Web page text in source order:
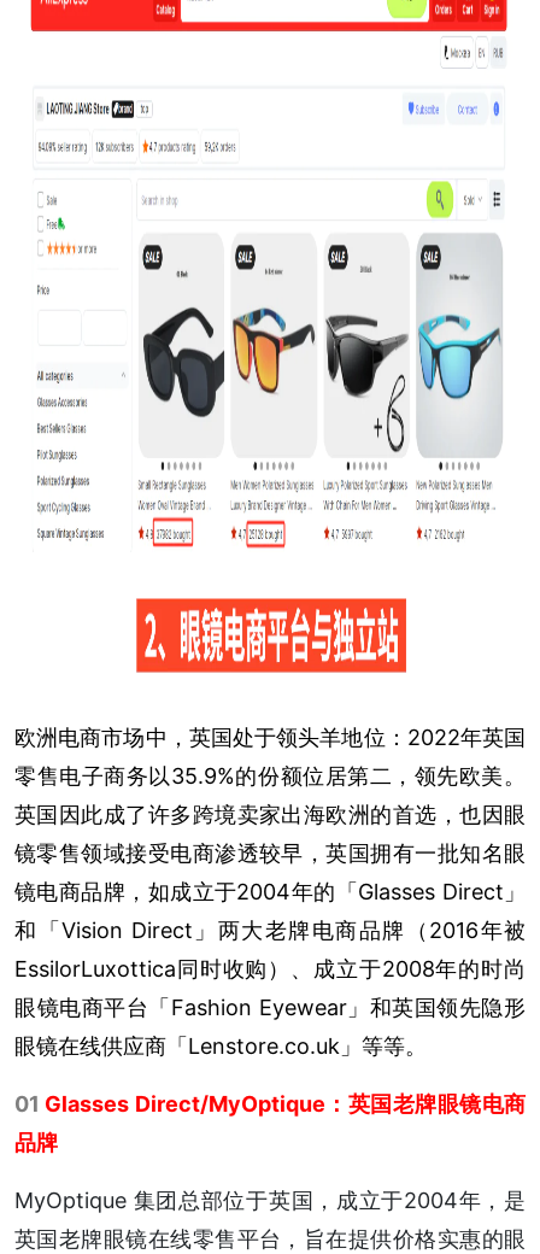
欧洲电商市场中，英国处于领头羊地位：2022年英国
零售电子商务以35.9%的份额位居第二，领先欧美。
英国因此成了许多跨境卖家出海欧洲的首选，也因眼
镜零售领域接受电商渗透较早，英国拥有一批知名眼
镜电商品牌，如成立于2004年的「Glasses Direct」
和「Vision Direct」两大老牌电商品牌（2016年被
EssilorLuxottica同时收购）、成立于2008年的时尚
眼镜电商平台「Fashion Eyewear」和英国领先隐形
眼镜在线供应商「Lenstore.co.uk」等等。
01 Glasses Direct/MyOptique：英国老牌眼镜电商
品牌
MyOptique 集团总部位于英国，成立于2004年，是
英国老牌眼镜在线零售平台，旨在提供价格实惠的眼